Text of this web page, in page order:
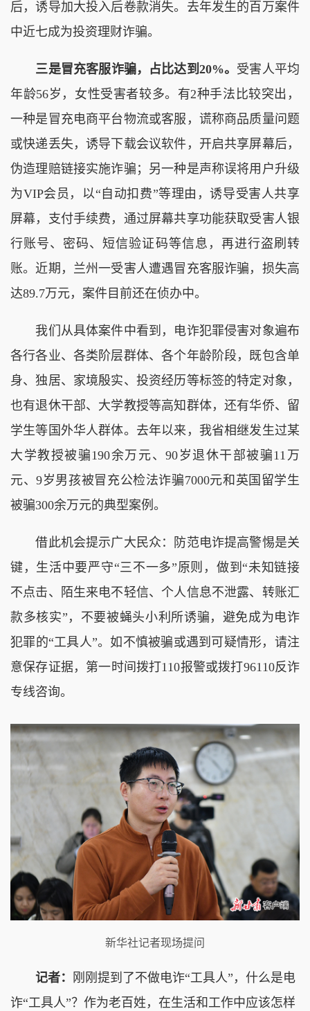
后，诱导加大投入后卷款消失。去年发生的百万案件
中近七成为投资理财诈骗。
三是冒充客服诈骗，占比达到20%。 受害人平均
年龄56岁，女性受害者较多。有2种手法比较突出，
一种是冒充电商平台物流或客服，谎称商品质量问题
或快递丢失，诱导下载会议软件，开启共享屏幕后，
伪造理赔链接实施诈骗；另一种是声称误将用户升级
为VIP会员，以“自动扣费”等理由，诱导受害人共享
屏幕，支付手续费，通过屏幕共享功能获取受害人银
行账号、密码、短信验证码等信息，再进行盗刷转
账。近期，兰州一受害人遭遇冒充客服诈骗，损失高
达89.7万元，案件目前还在侦办中。
我们从具体案件中看到，电诈犯罪侵害对象遍布
各行各业、各类阶层群体、各个年龄阶段，既包含单
身、独居、家境殷实、投资经历等标签的特定对象，
也有退休干部、大学教授等高知群体，还有华侨、留
学生等国外华人群体。去年以来，我省相继发生过某
大学教授被骗190余万元、90岁退休干部被骗11万
元、9岁男孩被冒充公检法诈骗7000元和英国留学生
被骗300余万元的典型案例。
借此机会提示广大民众：防范电诈提高警惕是关
键，生活中要严守“三不一多”原则，做到“未知链接
不点击、陌生来电不轻信、个人信息不泄露、转账汇
款多核实”，不要被蝇头小利所诱骗，避免成为电诈
犯罪的“工具人”。如不慎被骗或遇到可疑情形，请注
意保存证据，第一时间拨打110报警或拨打96110反诈
专线咨询。
新华社记者现场提问
记者：
刚刚提到了不做电诈“工具人”，什么是电
诈“工具人”？作为老百姓，在生活和工作中应该怎样